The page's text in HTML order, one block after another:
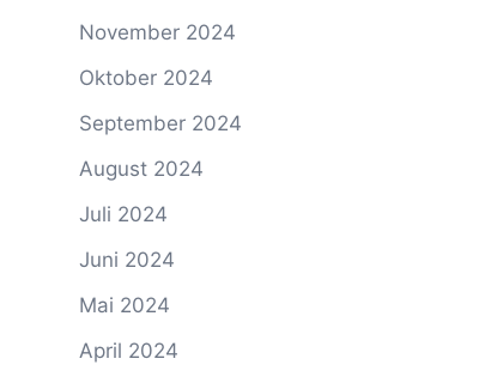
November 2024
Oktober 2024
September 2024
August 2024
Juli 2024
Juni 2024
Mai 2024
April 2024